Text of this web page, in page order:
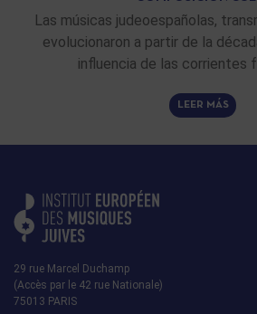
Las músicas judeoespañolas,
evolucionaron a partir de la
influencia de las corrientes
LEER MÁS
29 rue Marcel Duchamp
(Accès par le 42 rue Nationale)
75013 PARIS